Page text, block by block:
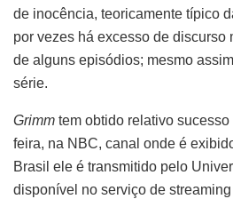
de inocência, teoricamente típico
por vezes há excesso de discurso
de alguns episódios; mesmo
série.
Grimm tem obtido relativo
feira, na NBC, canal onde é
Brasil ele é transmitido pelo
disponível no serviço de streaming